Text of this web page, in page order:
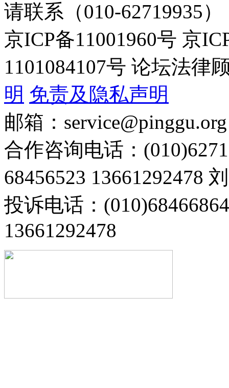
请联系（010-62719935）
京ICP备11001960号 京
1101084107号 论坛法律
明 免责及隐私声明
邮箱：service@pinggu.org
合作咨询电话：
68456523 13661292478
投诉电话：
13661292478